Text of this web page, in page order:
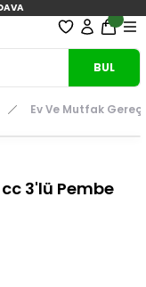
BUL
Ev Ve Mutfak
3'lü Pembe